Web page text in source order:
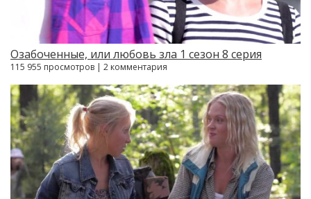
Озабоченные, или любовь зла 1 сезон 8 серия
115 955 просмотров | 2 комментария